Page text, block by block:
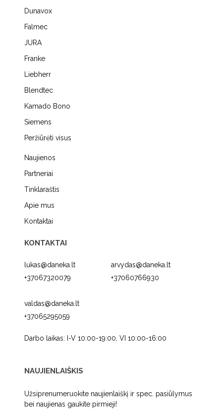
Dunavox
Falmec
JURA
Franke
Liebherr
Blendtec
Kamado Bono
Siemens
Peržiūrėti visus
Naujienos
Partneriai
Tinklaraštis
Apie mus
Kontaktai
KONTAKTAI
lukas@daneka.lt
+37067320079
arvydas@daneka.lt
+37060766930
valdas@daneka.lt
+37065295059
Darbo laikas: I-V 10:00-19:00, VI 10:00-16:00
NAUJIENLAIŠKIS
Užsiprenumeruokite naujienlaiškį ir spec. pasiūlymus
bei naujienas gaukite pirmieji!